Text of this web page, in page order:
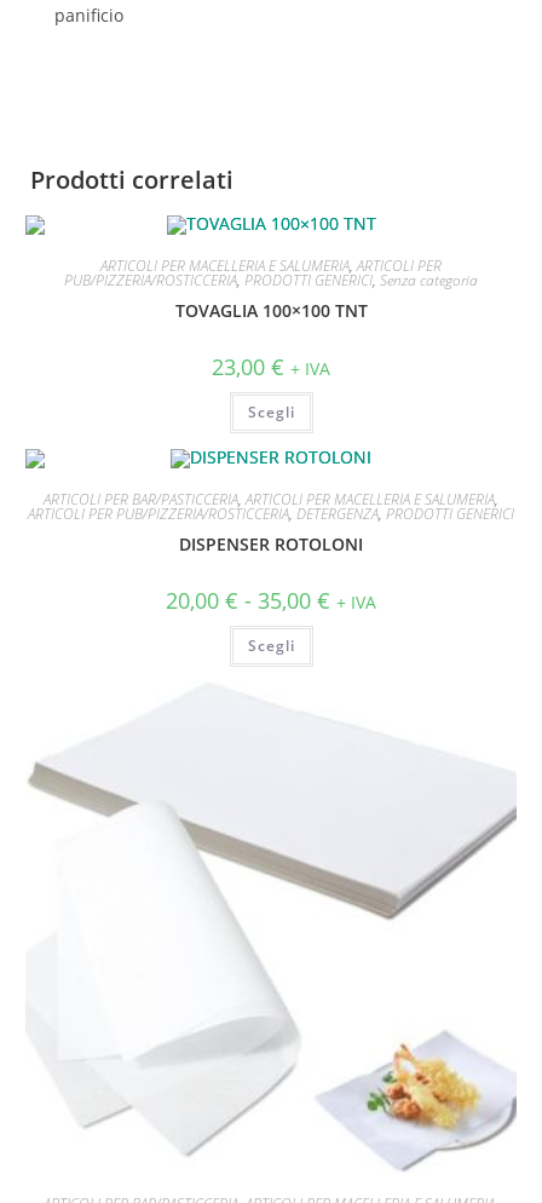
panificio
Prodotti correlati
ARTICOLI PER MACELLERIA E SALUMERIA,ARTICOLI PER
PUB/PIZZERIA/ROSTICCERIA, PRODOTTI GENERICI, Senza categoria
TOVAGLIA 100×100 TNT
23,00 € + IVA
Scegli
ARTICOLI PER BAR/PASTICCERIA,ARTICOLI PER MACELLERIA E SALUMERIA,
ARTICOLI PER PUB/PIZZERIA/ROSTICCERIA, DETERGENZA, PRODOTTI GENERICI
DISPENSER ROTOLONI
20,00 € - 35,00 € + IVA
Scegli